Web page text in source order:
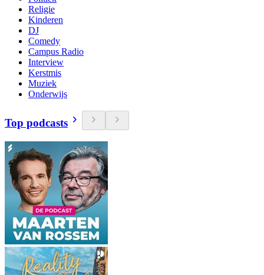
Religie
Kinderen
DJ
Comedy
Campus Radio
Interview
Kerstmis
Muziek
Onderwijs
Top podcasts